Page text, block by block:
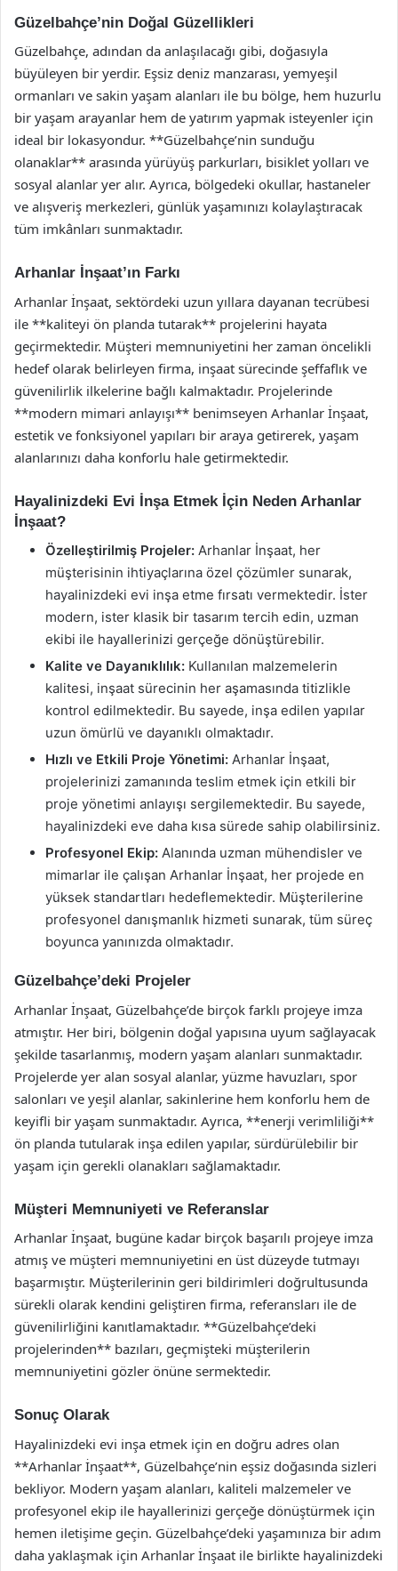
Güzelbahçe’nin Doğal Güzellikleri
Güzelbahçe, adından da anlaşılacağı gibi, doğasıyla
büyüleyen bir yerdir. Eşsiz deniz manzarası, yemyeşil
ormanları ve sakin yaşam alanları ile bu bölge, hem huzurlu
bir yaşam arayanlar hem de yatırım yapmak isteyenler için
ideal bir lokasyondur. **Güzelbahçe’nin sunduğu
olanaklar** arasında yürüyüş parkurları, bisiklet yolları ve
sosyal alanlar yer alır. Ayrıca, bölgedeki okullar, hastaneler
ve alışveriş merkezleri, günlük yaşamınızı kolaylaştıracak
tüm imkânları sunmaktadır.
Arhanlar İnşaat’ın Farkı
Arhanlar İnşaat, sektördeki uzun yıllara dayanan tecrübesi
ile **kaliteyi ön planda tutarak** projelerini hayata
geçirmektedir. Müşteri memnuniyetini her zaman öncelikli
hedef olarak belirleyen firma, inşaat sürecinde şeffaflık ve
güvenilirlik ilkelerine bağlı kalmaktadır. Projelerinde
**modern mimari anlayışı** benimseyen Arhanlar İnşaat,
estetik ve fonksiyonel yapıları bir araya getirerek, yaşam
alanlarınızı daha konforlu hale getirmektedir.
Hayalinizdeki Evi İnşa Etmek İçin Neden Arhanlar
İnşaat?
Özelleştirilmiş Projeler: Arhanlar İnşaat, her
müşterisinin ihtiyaçlarına özel çözümler sunarak,
hayalinizdeki evi inşa etme fırsatı vermektedir. İster
modern, ister klasik bir tasarım tercih edin, uzman
ekibi ile hayallerinizi gerçeğe dönüştürebilir.
Kalite ve Dayanıklılık: Kullanılan malzemelerin
kalitesi, inşaat sürecinin her aşamasında titizlikle
kontrol edilmektedir. Bu sayede, inşa edilen yapılar
uzun ömürlü ve dayanıklı olmaktadır.
Hızlı ve Etkili Proje Yönetimi: Arhanlar İnşaat,
projelerinizi zamanında teslim etmek için etkili bir
proje yönetimi anlayışı sergilemektedir. Bu sayede,
hayalinizdeki eve daha kısa sürede sahip olabilirsiniz.
Profesyonel Ekip: Alanında uzman mühendisler ve
mimarlar ile çalışan Arhanlar İnşaat, her projede en
yüksek standartları hedeflemektedir. Müşterilerine
profesyonel danışmanlık hizmeti sunarak, tüm süreç
boyunca yanınızda olmaktadır.
Güzelbahçe’deki Projeler
Arhanlar İnşaat, Güzelbahçe’de birçok farklı projeye imza
atmıştır. Her biri, bölgenin doğal yapısına uyum sağlayacak
şekilde tasarlanmış, modern yaşam alanları sunmaktadır.
Projelerde yer alan sosyal alanlar, yüzme havuzları, spor
salonları ve yeşil alanlar, sakinlerine hem konforlu hem de
keyifli bir yaşam sunmaktadır. Ayrıca, **enerji verimliliği**
ön planda tutularak inşa edilen yapılar, sürdürülebilir bir
yaşam için gerekli olanakları sağlamaktadır.
Müşteri Memnuniyeti ve Referanslar
Arhanlar İnşaat, bugüne kadar birçok başarılı projeye imza
atmış ve müşteri memnuniyetini en üst düzeyde tutmayı
başarmıştır. Müşterilerinin geri bildirimleri doğrultusunda
sürekli olarak kendini geliştiren firma, referansları ile de
güvenilirliğini kanıtlamaktadır. **Güzelbahçe’deki
projelerinden** bazıları, geçmişteki müşterilerin
memnuniyetini gözler önüne sermektedir.
Sonuç Olarak
Hayalinizdeki evi inşa etmek için en doğru adres olan
**Arhanlar İnşaat**, Güzelbahçe’nin eşsiz doğasında sizleri
bekliyor. Modern yaşam alanları, kaliteli malzemeler ve
profesyonel ekip ile hayallerinizi gerçeğe dönüştürmek için
hemen iletişime geçin. Güzelbahçe’deki yaşamınıza bir adım
daha yaklaşmak için Arhanlar İnşaat ile birlikte hayalinizdeki